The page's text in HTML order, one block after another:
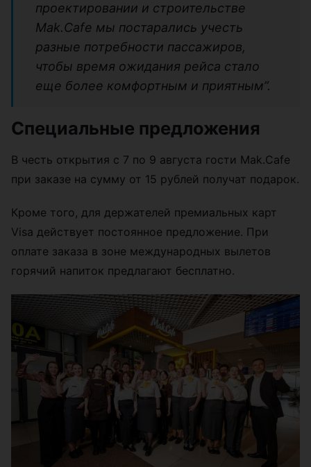
проектировании и строительстве
Mak.Cafe мы постарались учесть
разные потребности пассажиров,
чтобы время ожидания рейса стало
еще более комфортным и приятным”.
Специальные предложения
В честь открытия с 7 по 9 августа гости Mak.Cafe
при заказе на сумму от 15 рублей получат подарок.
Кроме того, для держателей премиальных карт
Visa действует постоянное предложение. При
оплате заказа в зоне международных вылетов
горячий напиток предлагают бесплатно.